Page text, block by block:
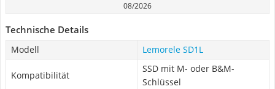
08/2026
Technische Details
Modell Lemorele SD1L
Kompatibilität
SSD mit M- oder B&M-
Schlüssel